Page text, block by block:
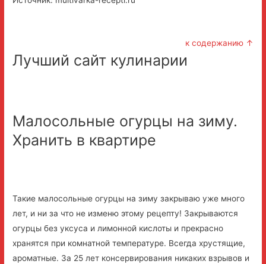
к содержанию ↑
Лучший сайт кулинарии
Малосольные огурцы на зиму.
Хранить в квартире
Такие малосольные огурцы на зиму закрываю уже много
лет, и ни за что не изменю этому рецепту! Закрываются
огурцы без уксуса и лимонной кислоты и прекрасно
хранятся при комнатной температуре. Всегда хрустящие,
ароматные. За 25 лет консервирования никаких взрывов и